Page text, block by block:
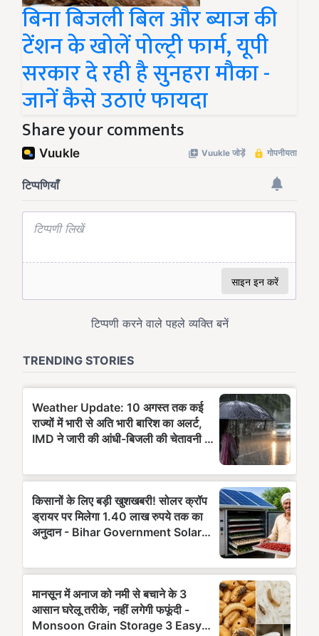
बिना बिजली बिल और ब्याज की
टेंशन के खोलें पोल्ट्री फार्म, यूपी
सरकार दे रही है सुनहरा मौका -
जानें कैसे उठाएं फायदा
Share your comments